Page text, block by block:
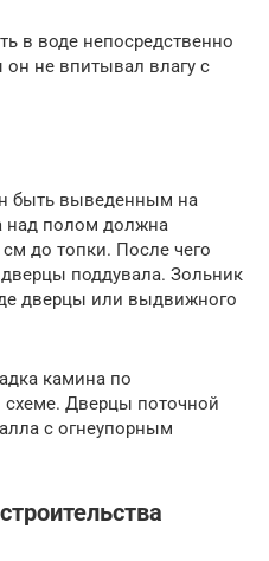
в воде непосредственно
не впитывал влагу с
быть выведенным на
над полом должна
до топки. После чего
поддувала. Зольник
дверцы или выдвижного
камина по
схеме. Дверцы поточной
с огнеупорным